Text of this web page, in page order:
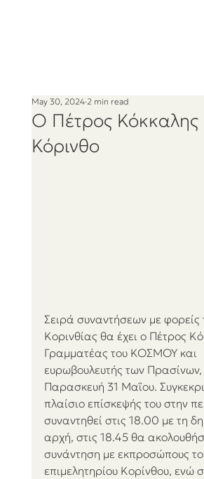
Ο Πέτρος Κόκκαλης
Κόρινθο
May 30, 2024 2 min read
Σειρά συναντήσεων με φορείς
Κορινθίας θα έχει ο Πέτρος
Γραμματέας του ΚΟΣΜΟΥ και
ευρωβουλευτής των Πρασίνων,
Παρασκευή 31 Μαΐου.
πλαίσιο επίσκεψής του στην
συναντηθεί στις 18.00 με τη
αρχή, στις 18.45 θα
συνάντηση με εκπροσώπους
επιμελητηρίου Κορίνθου, ενώ